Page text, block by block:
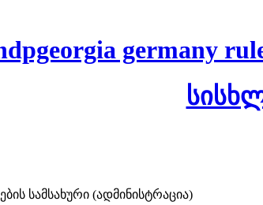
germany
სამსახური (ადმინისტრაცია)